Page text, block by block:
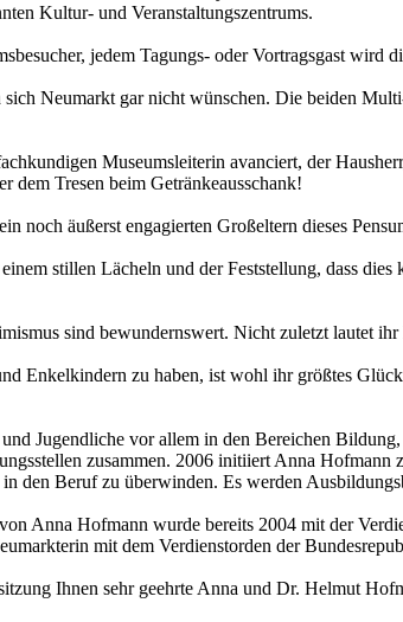
Kultur- und Veranstaltungszentrums.
jedem Tagungs- oder Vortragsgast wird
Neumarkt gar nicht wünschen. Die beiden
Museumsleiterin avanciert, der
dem Tresen beim Getränkeausschank!
noch äußerst engagierten Großeltern dieses
stillen Lächeln und der Feststellung, dass
sind bewundernswert. Nicht zuletzt lautet
Enkelkindern zu haben, ist wohl ihr größtes
Jugendliche vor allem in den Bereichen
zusammen. 2006 initiiert Anna
den Beruf zu überwinden. Es werden
Anna Hofmann wurde bereits 2004 mit der
mit dem Verdienstorden der
Ihnen sehr geehrte Anna und Dr. Helmut